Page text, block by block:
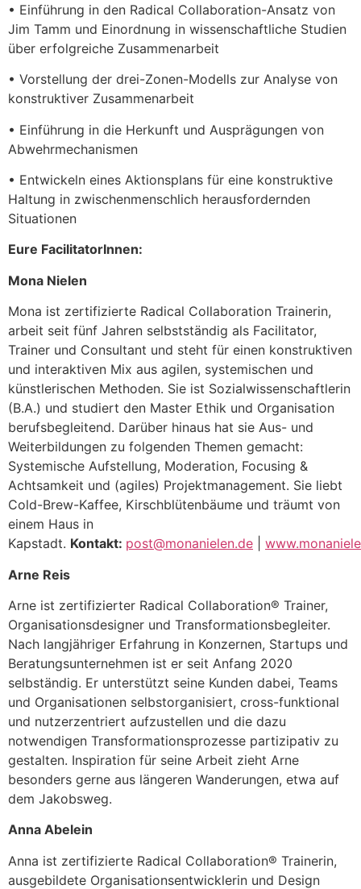
• Einführung in den Radical Collaboration-Ansatz von
Jim Tamm und Einordnung in wissenschaftliche Studien
über erfolgreiche Zusammenarbeit
• Vorstellung der drei-Zonen-Modells zur Analyse von
konstruktiver Zusammenarbeit
• Einführung in die Herkunft und Ausprägungen von
Abwehrmechanismen
• Entwickeln eines Aktionsplans für eine konstruktive
Haltung in zwischenmenschlich herausfordernden
Situationen
Eure FacilitatorInnen:
Mona Nielen
Mona ist zertifizierte Radical Collaboration Trainerin,
arbeit seit fünf Jahren selbstständig als Facilitator,
Trainer und Consultant und steht für einen konstruktiven
und interaktiven Mix aus agilen, systemischen und
künstlerischen Methoden. Sie ist Sozialwissenschaftlerin
(B.A.) und studiert den Master Ethik und Organisation
berufsbegleitend. Darüber hinaus hat sie Aus- und
Weiterbildungen zu folgenden Themen gemacht:
Systemische Aufstellung, Moderation, Focusing &
Achtsamkeit und (agiles) Projektmanagement. Sie liebt
Cold-Brew-Kaffee, Kirschblütenbäume und träumt von
einem Haus in
Kapstadt. Kontakt: post@monanielen.de
Arne Reis
Arne ist zertifizierter Radical Collaboration® Trainer,
Organisationsdesigner und Transformationsbegleiter.
Nach langjähriger Erfahrung in Konzernen, Startups und
Beratungsunternehmen ist er seit Anfang 2020
selbständig. Er unterstützt seine Kunden dabei, Teams
und Organisationen selbstorganisiert, cross-funktional
und nutzerzentriert aufzustellen und die dazu
notwendigen Transformationsprozesse partizipativ zu
gestalten. Inspiration für seine Arbeit zieht Arne
besonders gerne aus längeren Wanderungen, etwa auf
dem Jakobsweg.
Anna Abelein
Anna ist zertifizierte Radical Collaboration® Trainerin,
ausgebildete Organisationsentwicklerin und Design